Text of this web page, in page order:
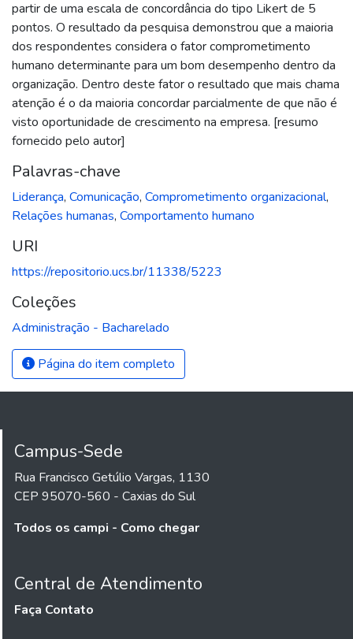
partir de uma escala de concordância do tipo Likert de 5
pontos. O resultado da pesquisa demonstrou que a maioria
dos respondentes considera o fator comprometimento
humano determinante para um bom desempenho dentro da
organização. Dentro deste fator o resultado que mais chama
atenção é o da maioria concordar parcialmente de que não é
visto oportunidade de crescimento na empresa. [resumo
fornecido pelo autor]
Palavras-chave
Liderança, Comunicação, Comprometimento organizacional,
Relações humanas, Comportamento humano
URI
https://repositorio.ucs.br/11338/5223
Coleções
Administração - Bacharelado
Página do item completo
Campus-Sede
Rua Francisco Getúlio Vargas, 1130
CEP 95070-560 - Caxias do Sul
Todos os campi - Como chegar
Central de Atendimento
Faça Contato